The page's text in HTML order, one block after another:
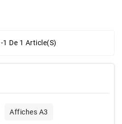
1 De 1 Article(s)
Affiches A3